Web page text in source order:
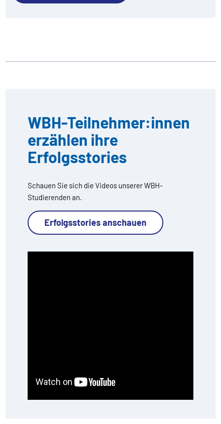
WBH-Teilnehmer:innen
erzählen ihre
Erfolgsstories
Schauen Sie sich die Videos unserer WBH-
Studierenden an.
Erfolgsstories anschauen